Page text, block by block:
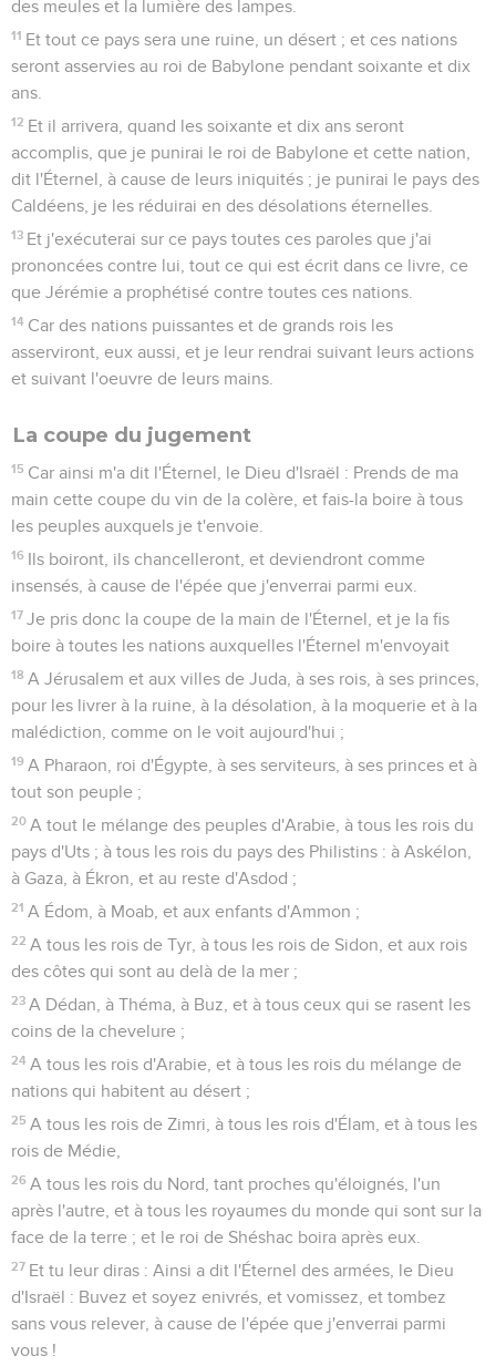
des meules et la lumière des lampes.
11 Et tout ce pays sera une ruine, un désert ; et ces nations
seront asservies au roi de Babylone pendant soixante et dix
ans.
12 Et il arrivera, quand les soixante et dix ans seront
accomplis, que je punirai le roi de Babylone et cette nation,
dit l'Éternel, à cause de leurs iniquités ; je punirai le pays des
Caldéens, je les réduirai en des désolations éternelles.
13 Et j'exécuterai sur ce pays toutes ces paroles que j'ai
prononcées contre lui, tout ce qui est écrit dans ce livre, ce
que Jérémie a prophétisé contre toutes ces nations.
14 Car des nations puissantes et de grands rois les
asserviront, eux aussi, et je leur rendrai suivant leurs actions
et suivant l'oeuvre de leurs mains.
La coupe du jugement
15 Car ainsi m'a dit l'Éternel, le Dieu d'Israël : Prends de ma
main cette coupe du vin de la colère, et fais-la boire à tous
les peuples auxquels je t'envoie.
16 Ils boiront, ils chancelleront, et deviendront comme
insensés, à cause de l'épée que j'enverrai parmi eux.
17 Je pris donc la coupe de la main de l'Éternel, et je la fis
boire à toutes les nations auxquelles l'Éternel m'envoyait
18 A Jérusalem et aux villes de Juda, à ses rois, à ses princes,
pour les livrer à la ruine, à la désolation, à la moquerie et à la
malédiction, comme on le voit aujourd'hui ;
19 A Pharaon, roi d'Égypte, à ses serviteurs, à ses princes et à
tout son peuple ;
20 A tout le mélange des peuples d'Arabie, à tous les rois du
pays d'Uts ; à tous les rois du pays des Philistins : à Askélon,
à Gaza, à Ékron, et au reste d'Asdod ;
21 A Édom, à Moab, et aux enfants d'Ammon ;
22 A tous les rois de Tyr, à tous les rois de Sidon, et aux rois
des côtes qui sont au delà de la mer ;
23 A Dédan, à Théma, à Buz, et à tous ceux qui se rasent les
coins de la chevelure ;
24 A tous les rois d'Arabie, et à tous les rois du mélange de
nations qui habitent au désert ;
25 A tous les rois de Zimri, à tous les rois d'Élam, et à tous les
rois de Médie,
26 A tous les rois du Nord, tant proches qu'éloignés, l'un
après l'autre, et à tous les royaumes du monde qui sont sur la
face de la terre ; et le roi de Shéshac boira après eux.
27 Et tu leur diras : Ainsi a dit l'Éternel des armées, le Dieu
d'Israël : Buvez et soyez enivrés, et vomissez, et tombez
sans vous relever, à cause de l'épée que j'enverrai parmi
vous !